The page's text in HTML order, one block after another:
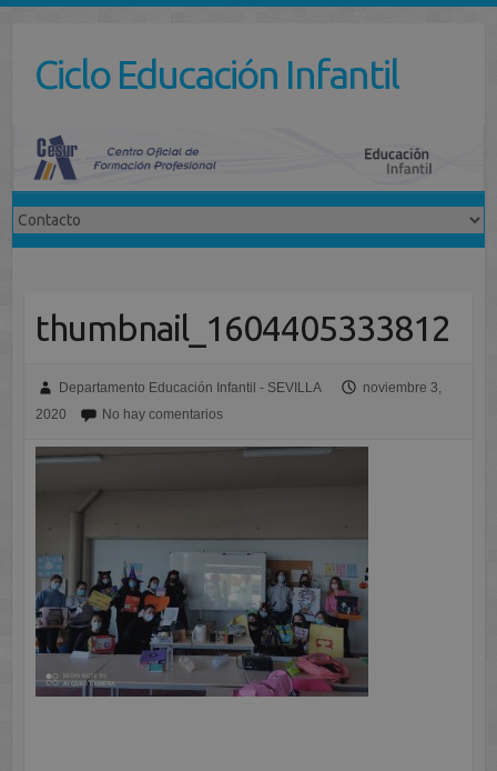
contenidoCiclo Educación Infantil
thumbnail_1604405333812
Departamento Educación Infantil - SEVILLA
noviembre 3,
2020
No hay comentarios